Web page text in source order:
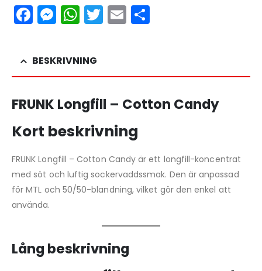
Facebook
Messenger
WhatsApp
Twitter
Email
BESKRIVNING
FRUNK Longfill – Cotton Candy
Kort beskrivning
FRUNK Longfill – Cotton Candy är ett longfill-koncentrat
med söt och luftig sockervaddssmak. Den är anpassad
för MTL och 50/50-blandning, vilket gör den enkel att
använda.
Lång beskrivning